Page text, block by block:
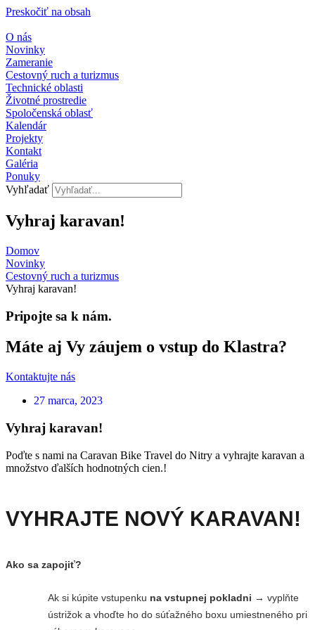
Preskočiť na obsah
O nás
Novinky
Zameranie
Cestovný ruch a turizmus
Technické oblasti
Životné prostredie
Spoločenská oblasť
Kalendár
Projekty
Kontakt
Galéria
Ponuky
Vyhľadať
Vyhraj karavan!
Domov
Novinky
Cestovný ruch a turizmus​
Vyhraj karavan!
Pripojte sa k nám.
Máte aj Vy záujem o vstup do Klastra?
Kontaktujte nás
27 marca, 2023
Vyhraj karavan!
Poďte s nami na Caravan Bike Travel do Nitry a vyhrajte karavan a
množstvo ďalších hodnotných cien.!
VYHRAJTE NOVÝ KARAVAN!
Ako sa zapojiť?
Ak si kúpite vstupenku na vstupnej pokladni → vyplňte
ústrižok a vhoďte ho do súťažného boxu umiestneného pri